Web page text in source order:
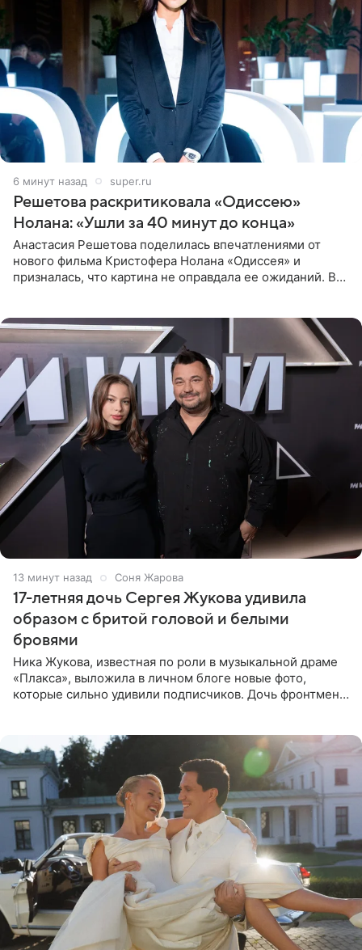
6 минут назад super.ru
Решетова раскритиковала «Одиссею»
Нолана: «Ушли за 40 минут до конца»
Анастасия Решетова поделилась впечатлениями от
нового фильма Кристофера Нолана «Одиссея» и
призналась, что картина не оправдала ее ожиданий. В
13 минут назад Соня Жарова
17-летняя дочь Сергея Жукова удивила
образом с бритой головой и белыми
бровями
Ника Жукова, известная по роли в музыкальной драме
«Плакса», выложила в личном блоге новые фото,
которые сильно удивили подписчиков. Дочь фронтмена